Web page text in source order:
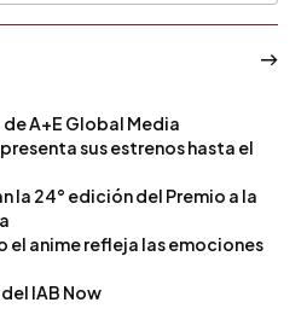
A+E Global Media
sus estrenos hasta el
la 24° edición del Premio a la
el anime refleja las emociones
IAB Now